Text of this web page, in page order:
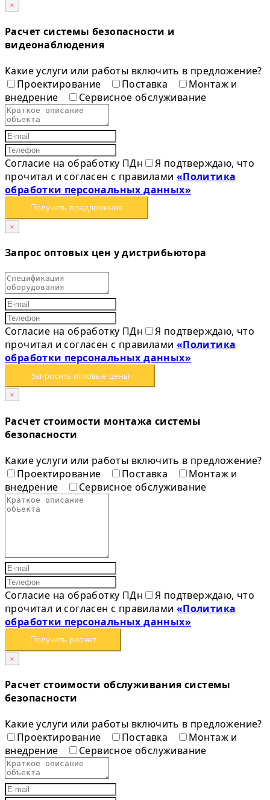
×
Расчет системы безопасности и
видеонаблюдения
Какие услуги или работы включить в предложение?
Проектирование
Поставка
Монтаж и
внедрение
Сервисное обслуживание
Согласие на обработку ПДн
Я подтверждаю, что
прочитал и согласен с правилами «Политика
обработки персональных данных»
Получить предложение
×
Запрос оптовых цен у дистрибьютора
Согласие на обработку ПДн
Я подтверждаю, что
прочитал и согласен с правилами «Политика
обработки персональных данных»
Запросить оптовые цены
×
Расчет стоимости монтажа системы
безопасности
Какие услуги или работы включить в предложение?
Проектирование
Поставка
Монтаж и
внедрение
Сервисное обслуживание
Согласие на обработку ПДн
Я подтверждаю, что
прочитал и согласен с правилами «Политика
обработки персональных данных»
Получить расчет
×
Расчет стоимости обслуживания системы
безопасности
Какие услуги или работы включить в предложение?
Проектирование
Поставка
Монтаж и
внедрение
Сервисное обслуживание